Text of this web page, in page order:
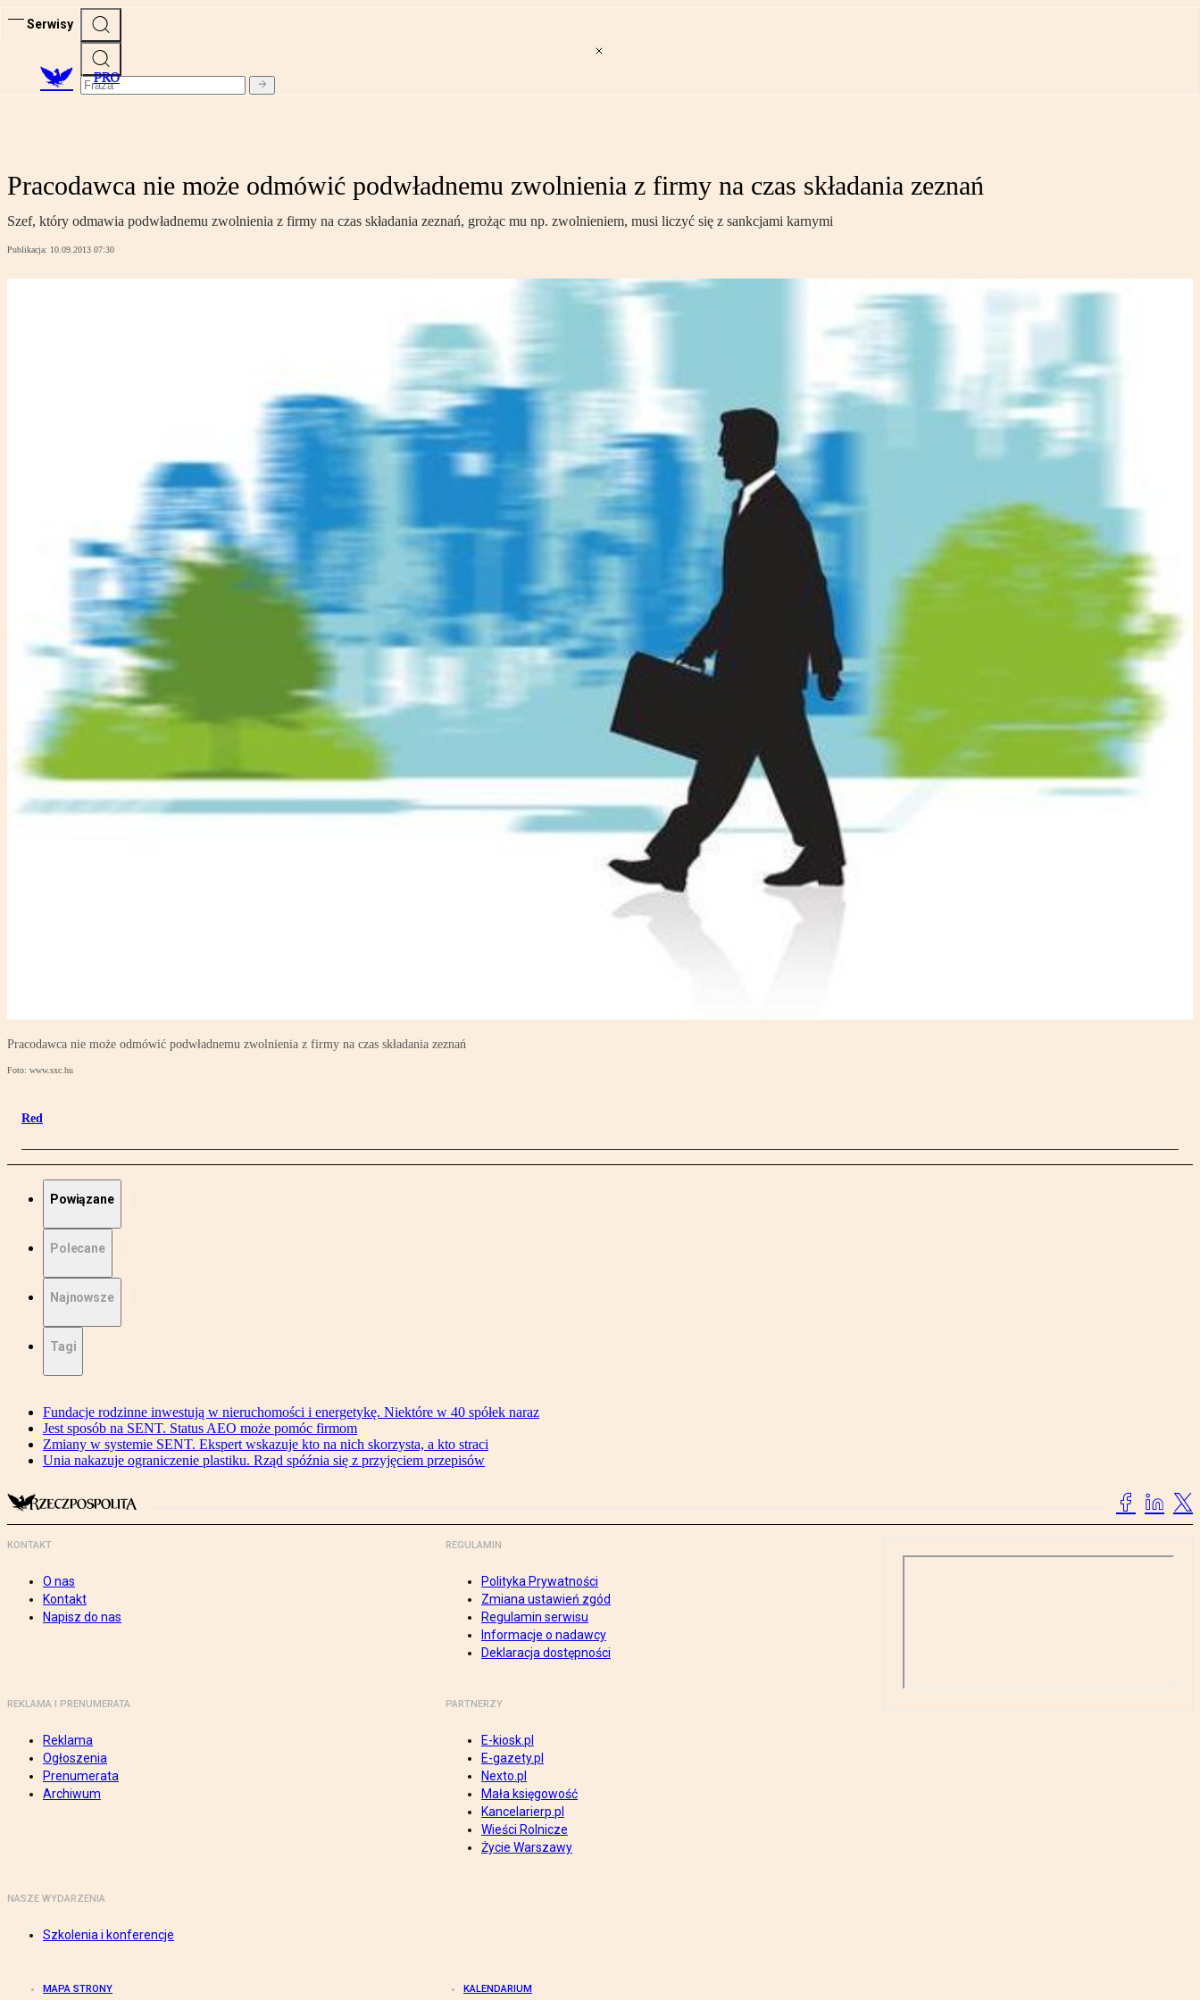
Serwisy
PRO
Pracodawca nie może odmówić podwładnemu zwolnienia z firmy na czas składania zeznań
Szef, który odmawia podwładnemu zwolnienia z firmy na czas składania zeznań, grożąc mu np. zwolnieniem, musi liczyć się z sankcjami karnymi
Publikacja: 10.09.2013 07:30
Pracodawca nie może odmówić podwładnemu zwolnienia z firmy na czas składania zeznań
Foto: www.sxc.hu
Red
Powiązane
Polecane
Najnowsze
Tagi
Fundacje rodzinne inwestują w nieruchomości i energetykę. Niektóre w 40 spółek naraz
Jest sposób na SENT. Status AEO może pomóc firmom
Zmiany w systemie SENT. Ekspert wskazuje kto na nich skorzysta, a kto straci
Unia nakazuje ograniczenie plastiku. Rząd spóźnia się z przyjęciem przepisów
KONTAKT
O nas
Kontakt
Napisz do nas
REGULAMIN
Polityka Prywatności
Zmiana ustawień zgód
Regulamin serwisu
Informacje o nadawcy
Deklaracja dostępności
REKLAMA I PRENUMERATA
Reklama
Ogłoszenia
Prenumerata
Archiwum
PARTNERZY
E-kiosk.pl
E-gazety.pl
Nexto.pl
Mała księgowość
Kancelarierp.pl
Wieści Rolnicze
Życie Warszawy
NASZE WYDARZENIA
Szkolenia i konferencje
MAPA STRONY KALENDARIUM